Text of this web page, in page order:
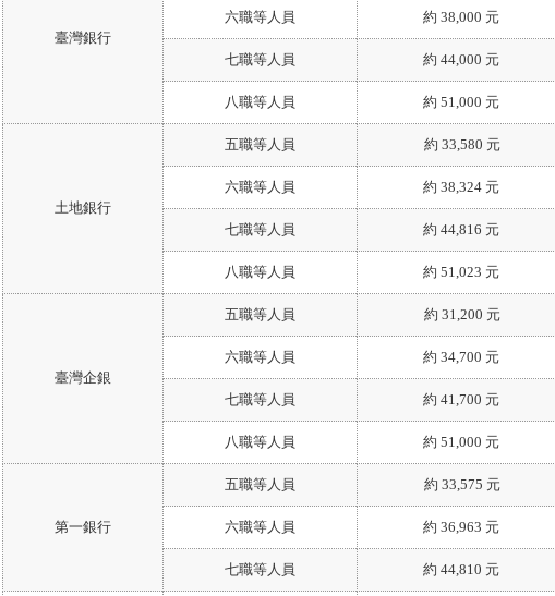
臺灣銀行
六職等人員 約 38,000 元
七職等人員 約 44,000 元
八職等人員 約 51,000 元
土地銀行
五職等人員 約 33,580 元
六職等人員 約 38,324 元
七職等人員 約 44,816 元
八職等人員 約 51,023 元
臺灣企銀
五職等人員 約 31,200 元
六職等人員 約 34,700 元
七職等人員 約 41,700 元
八職等人員 約 51,000 元
第一銀行
五職等人員 約 33,575 元
六職等人員 約 36,963 元
七職等人員 約 44,810 元